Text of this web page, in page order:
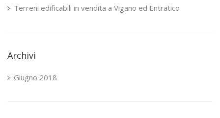
Terreni edificabili in vendita a Vigano ed Entratico
Archivi
Giugno 2018